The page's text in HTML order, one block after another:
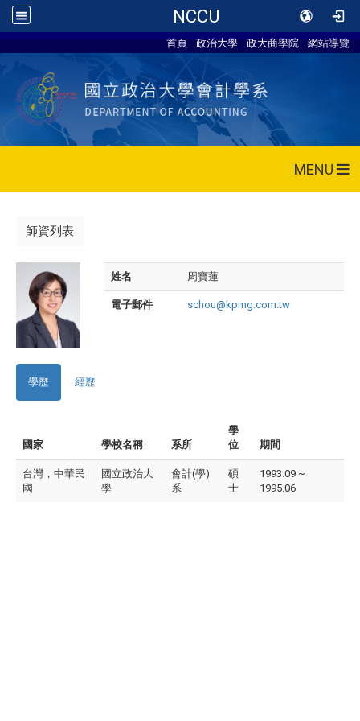
NCCU
首頁 政治大學 政大商學院 網站導覽
MENU
師資列表
姓名 周寶蓮
電子郵件 schou@kpmg.com.tw
學歷 經歷
國家 學校名稱 系所
學
位
期間
台灣，中華民
國
國立政治大
學
會計(學)
系
碩
士
1993.09 ~
1995.06